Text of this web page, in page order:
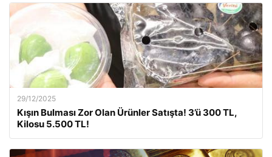
29/12/2025
Kışın Bulması Zor Olan Ürünler Satışta! 3’ü 300 TL,
Kilosu 5.500 TL!